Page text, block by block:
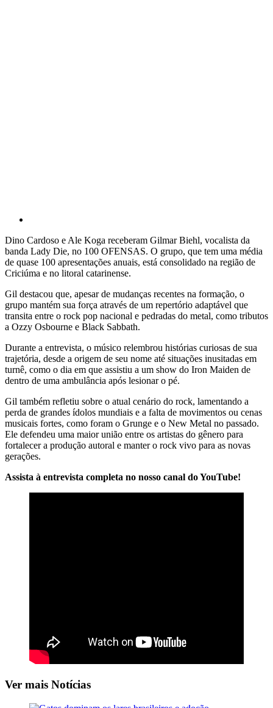
Dino Cardoso e Ale Koga receberam Gilmar Biehl, vocalista da
banda Lady Die, no 100 OFENSAS. O grupo, que tem uma média
de quase 100 apresentações anuais, está consolidado na região de
Criciúma e no litoral catarinense.
Gil destacou que, apesar de mudanças recentes na formação, o
grupo mantém sua força através de um repertório adaptável que
transita entre o rock pop nacional e pedradas do metal, como tributos
a Ozzy Osbourne e Black Sabbath.
Durante a entrevista, o músico relembrou histórias curiosas de sua
trajetória, desde a origem de seu nome até situações inusitadas em
turnê, como o dia em que assistiu a um show do Iron Maiden de
dentro de uma ambulância após lesionar o pé.
Gil também refletiu sobre o atual cenário do rock, lamentando a
perda de grandes ídolos mundiais e a falta de movimentos ou cenas
musicais fortes, como foram o Grunge e o New Metal no passado.
Ele defendeu uma maior união entre os artistas do gênero para
fortalecer a produção autoral e manter o rock vivo para as novas
gerações.
Assista à entrevista completa no nosso canal do YouTube!
Ver mais Notícias